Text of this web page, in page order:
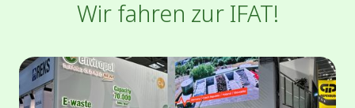
Wir fahren zur IFAT!